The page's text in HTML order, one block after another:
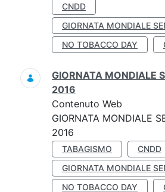
CNDD
GIORNATA MONDIALE
NO TOBACCO DAY
GIORNATA MONDIALE
2016
Contenuto Web
GIORNATA MONDIALE
2016
TABAGISMO
CNDD
GIORNATA MONDIALE
NO TOBACCO DAY